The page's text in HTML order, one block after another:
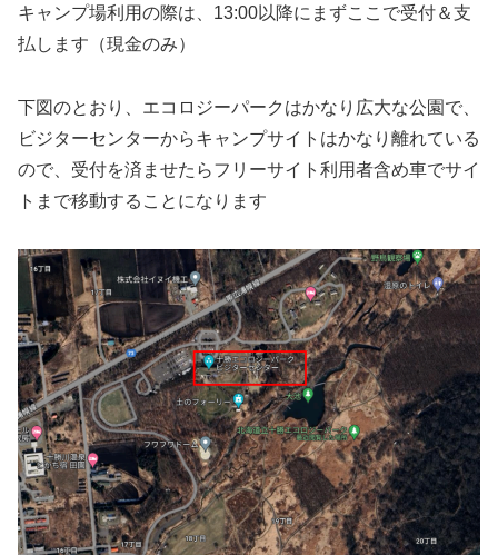
キャンプ場利用の際は、13:00以降にまずここで受付＆支
払します（現金のみ）
下図のとおり、エコロジーパークはかなり広大な公園で、
ビジターセンターからキャンプサイトはかなり離れている
ので、受付を済ませたらフリーサイト利用者含め車でサイ
トまで移動することになります